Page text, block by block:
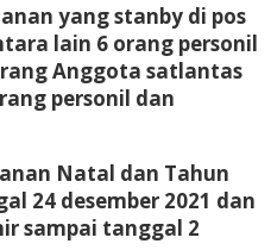
yang stanby di pos
lain 6 orang personil
Anggota satlantas
personil dan
Natal dan Tahun
24 desember 2021 dan
sampai tanggal 2